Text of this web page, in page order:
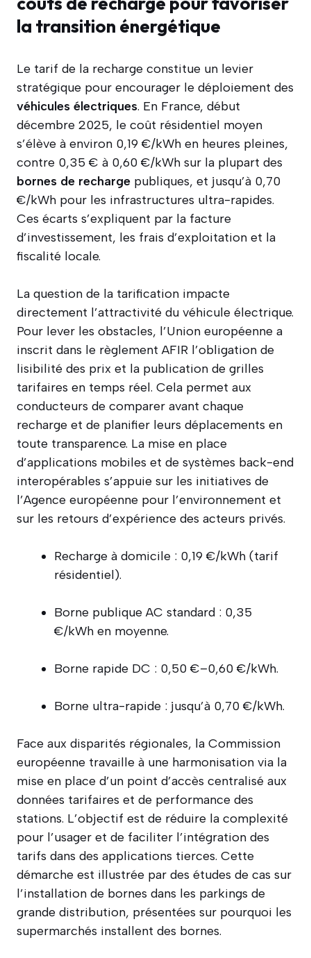
la transition énergétique
Le tarif de la recharge constitue un levier
stratégique pour encourager le déploiement des
véhicules électriques. En France, début
décembre 2025, le coût résidentiel moyen
s’élève à environ 0,19 €/kWh en heures pleines,
contre 0,35 € à 0,60 €/kWh sur la plupart des
bornes de recharge publiques, et jusqu’à 0,70
€/kWh pour les infrastructures ultra-rapides.
Ces écarts s’expliquent par la facture
d’investissement, les frais d’exploitation et la
fiscalité locale.
La question de la tarification impacte
directement l’attractivité du véhicule électrique.
Pour lever les obstacles, l’Union européenne a
inscrit dans le règlement AFIR l’obligation de
lisibilité des prix et la publication de grilles
tarifaires en temps réel. Cela permet aux
conducteurs de comparer avant chaque
recharge et de planifier leurs déplacements en
toute transparence. La mise en place
d’applications mobiles et de systèmes back-end
interopérables s’appuie sur les initiatives de
l’Agence européenne pour l’environnement et
sur les retours d’expérience des acteurs privés.
Recharge à domicile : 0,19 €/kWh (tarif
résidentiel).
Borne publique AC standard : 0,35
€/kWh en moyenne.
Borne rapide DC : 0,50 €–0,60 €/kWh.
Borne ultra-rapide : jusqu’à 0,70 €/kWh.
Face aux disparités régionales, la Commission
européenne travaille à une harmonisation via la
mise en place d’un point d’accès centralisé aux
données tarifaires et de performance des
stations. L’objectif est de réduire la complexité
pour l’usager et de faciliter l’intégration des
tarifs dans des applications tierces. Cette
démarche est illustrée par des études de cas sur
l’installation de bornes dans les parkings de
grande distribution, présentées sur pourquoi les
supermarchés installent des bornes.